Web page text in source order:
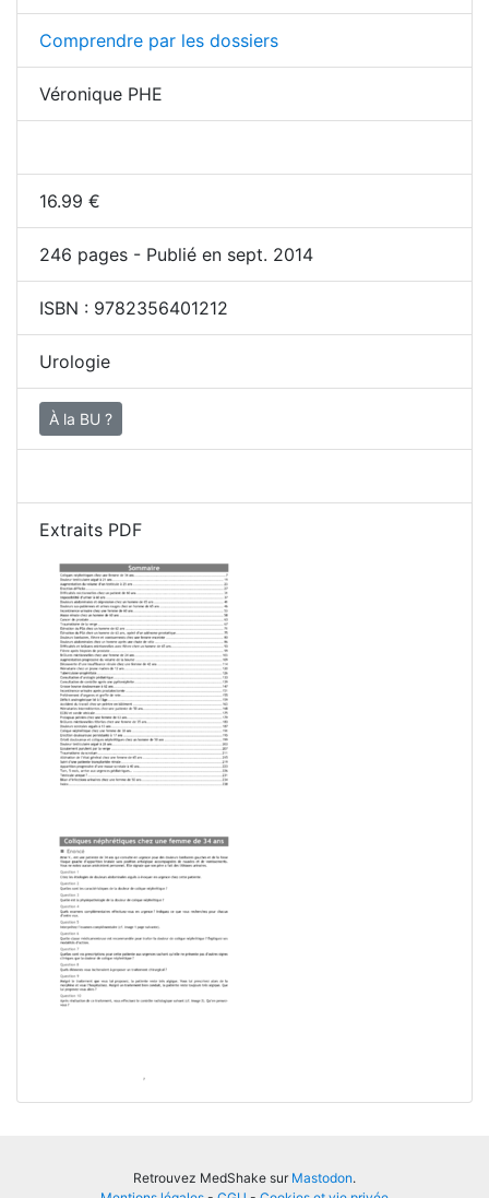
Comprendre par les dossiers
Véronique PHE
16.99 €
246 pages - Publié en sept. 2014
ISBN : 9782356401212
Urologie
À la BU ?
Extraits PDF
Retrouvez MedShake sur Mastodon.